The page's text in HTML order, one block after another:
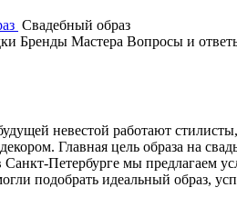
Свадебный образ
Бренды Мастера Вопросы и
невестой работают
Главная цель образа на
Петербурге мы предлагаем
подобрать идеальный образ,